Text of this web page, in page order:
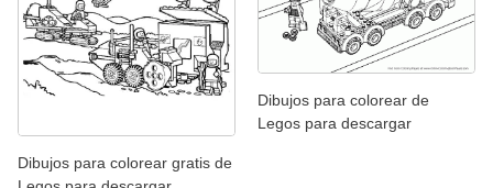
Dibujos para colorear gratis de
Dibujos para colorear de
Legos para descargar